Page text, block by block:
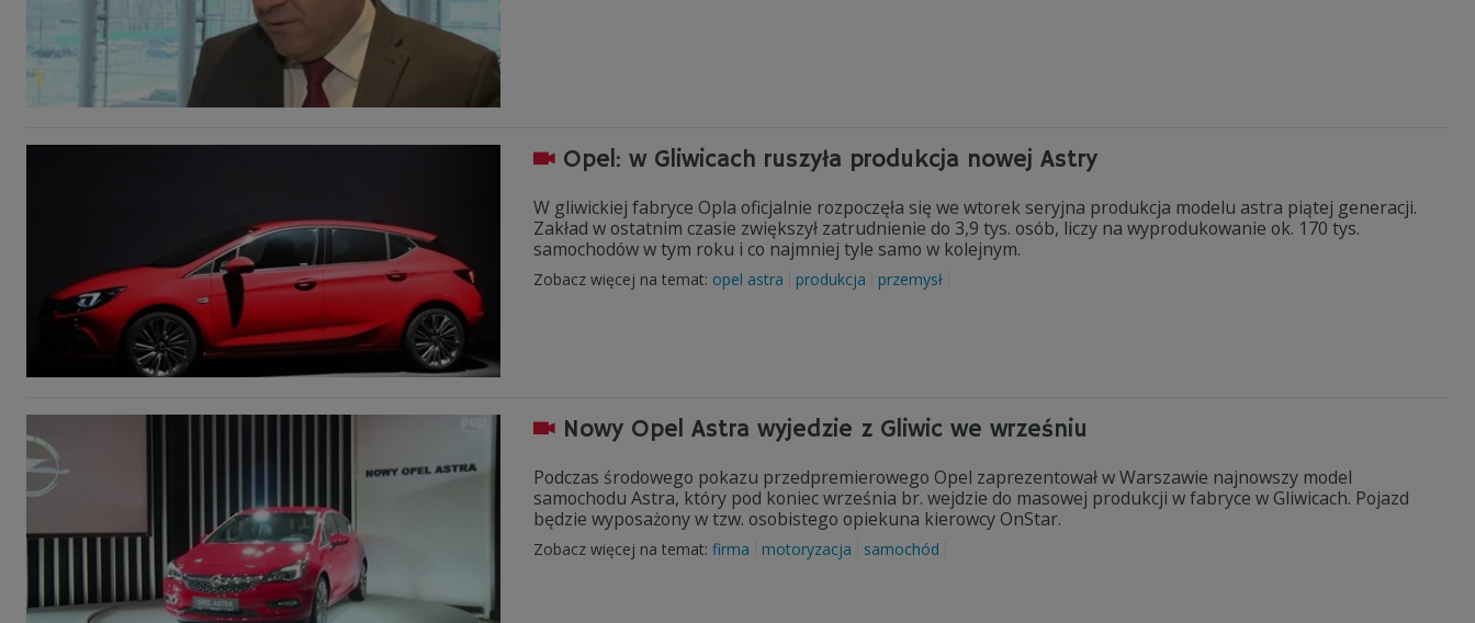
Opel: w Gliwicach ruszyła produkcja nowej Astry
W gliwickiej fabryce Opla oficjalnie rozpoczęła się we wtorek seryjna produkcja modelu astra piątej generacji.
Zakład w ostatnim czasie zwiększył zatrudnienie do 3,9 tys. osób, liczy na wyprodukowanie ok. 170 tys.
samochodów w tym roku i co najmniej tyle samo w kolejnym.
Zobacz więcej na temat: opel astra produkcja przemysł
Nowy Opel Astra wyjedzie z Gliwic we wrześniu
Podczas środowego pokazu przedpremierowego Opel zaprezentował w Warszawie najnowszy model
samochodu Astra, który pod koniec września br. wejdzie do masowej produkcji w fabryce w Gliwicach. Pojazd
będzie wyposażony w tzw. osobistego opiekuna kierowcy OnStar.
Zobacz więcej na temat: firma motoryzacja samochód